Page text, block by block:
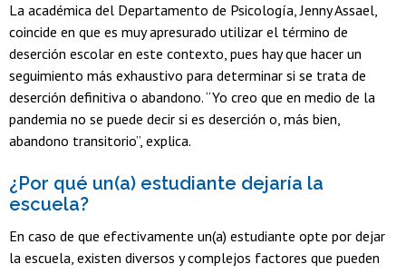
La académica del Departamento de Psicología, Jenny Assael,
coincide en que es muy apresurado utilizar el término de
deserción escolar en este contexto, pues hay que hacer un
seguimiento más exhaustivo para determinar si se trata de
deserción definitiva o abandono. “Yo creo que en medio de la
pandemia no se puede decir si es deserción o, más bien,
abandono transitorio”, explica.
¿Por qué un(a) estudiante dejaría la
escuela?
En caso de que efectivamente un(a) estudiante opte por dejar
la escuela, existen diversos y complejos factores que pueden